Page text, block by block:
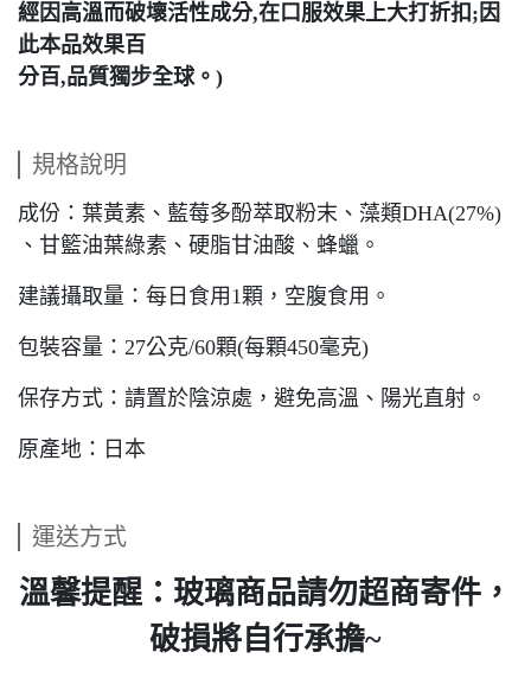
經因高溫而破壞活性成分,在口服效果上大打折扣;因
此本品效果百
分百,品質獨步全球。)
規格說明
成份：葉黃素、藍莓多酚萃取粉末、藻類DHA(27%)
、甘籃油葉綠素、硬脂甘油酸、蜂蠟。
建議攝取量：每日食用1顆，空腹食用。
包裝容量：27公克/60顆(每顆450毫克)
保存方式：請置於陰涼處，避免高溫、陽光直射。
原產地：日本
運送方式
溫馨提醒：玻璃商品請勿超商寄件，
破損將自行承擔~